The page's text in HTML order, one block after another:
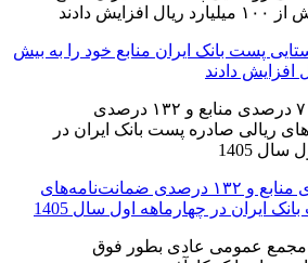
پست بانک ایران منابع خود را به بیش
افزایش ۷۰ درصدی منابع و ۱۳۲ درصدی ضمانت‌نامه‌های
ایران در چهارماهه اول سال 1405